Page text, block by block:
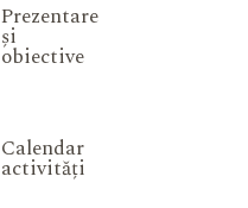
Prezentare
și
obiective
Calendar
activități